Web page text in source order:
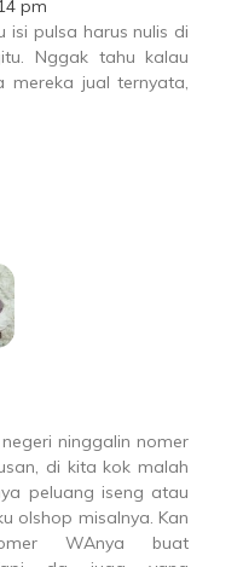
pm
isi pulsa harus nulis di
Nggak tahu kalau
mereka jual ternyata,
ninggalin nomer
di kita kok malah
peluang iseng atau
olshop misalnya. Kan
WAnya buat